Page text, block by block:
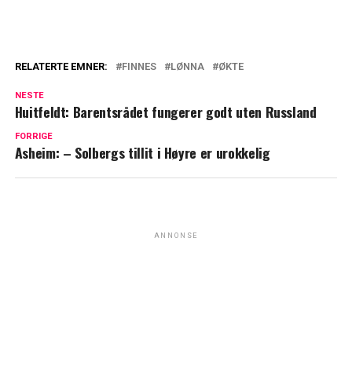
RELATERTE EMNER: FINNES LØNNA ØKTE
NESTE
Huitfeldt: Barentsrådet fungerer godt uten Russland
FORRIGE
Asheim: – Solbergs tillit i Høyre er urokkelig
ANNONSE